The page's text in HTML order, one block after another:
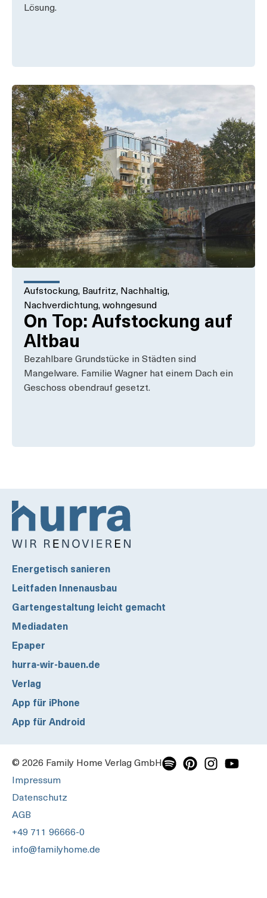
Lösung.
Aufstockung, Baufritz, Nachhaltig,
Nachverdichtung, wohngesund
On Top: Aufstockung auf
Altbau
Bezahlbare Grundstücke in Städten sind
Mangelware. Familie Wagner hat einem­ Dach ein
Geschoss obendrauf gesetzt.
Energetisch sanieren
Leitfaden Innenausbau
Gartengestaltung leicht gemacht
Mediadaten
Epaper
hurra-wir-bauen.de
Verlag
App für iPhone
App für Android
© 2026 Family Home Verlag GmbH
Impressum
Datenschutz
AGB
+49 711 96666-0
info@familyhome.de